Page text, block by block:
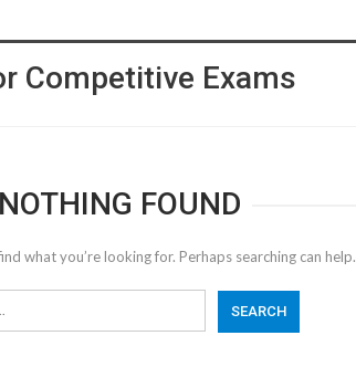
Competitive Exams
NOTHING FOUND
what you’re looking for. Perhaps searching can help.